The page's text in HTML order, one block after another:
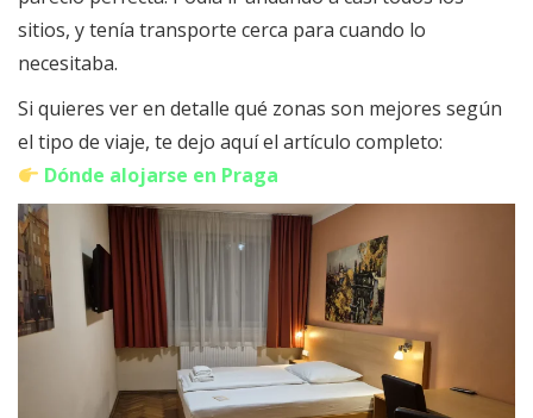
sitios, y tenía transporte cerca para cuando lo
necesitaba.
Si quieres ver en detalle qué zonas son mejores según
el tipo de viaje, te dejo aquí el artículo completo:
Dónde alojarse en Praga